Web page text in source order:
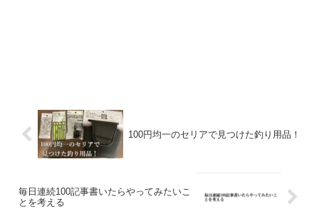
100円均一のセリアで見つけた釣り用品！
毎日連続100記事書いたらやってみたいこ
とを考える